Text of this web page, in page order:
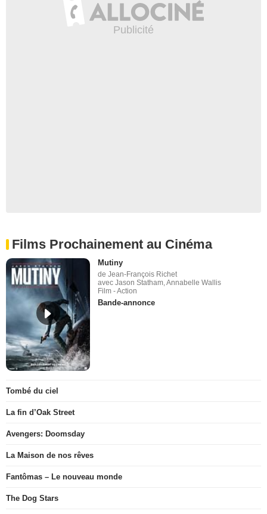
Films Prochainement au Cinéma
Mutiny
de Jean-François Richet
avec Jason Statham, Annabelle Wallis
Film - Action
Bande-annonce
Tombé du ciel
La fin d’Oak Street
Avengers: Doomsday
La Maison de nos rêves
Fantômas – Le nouveau monde
The Dog Stars